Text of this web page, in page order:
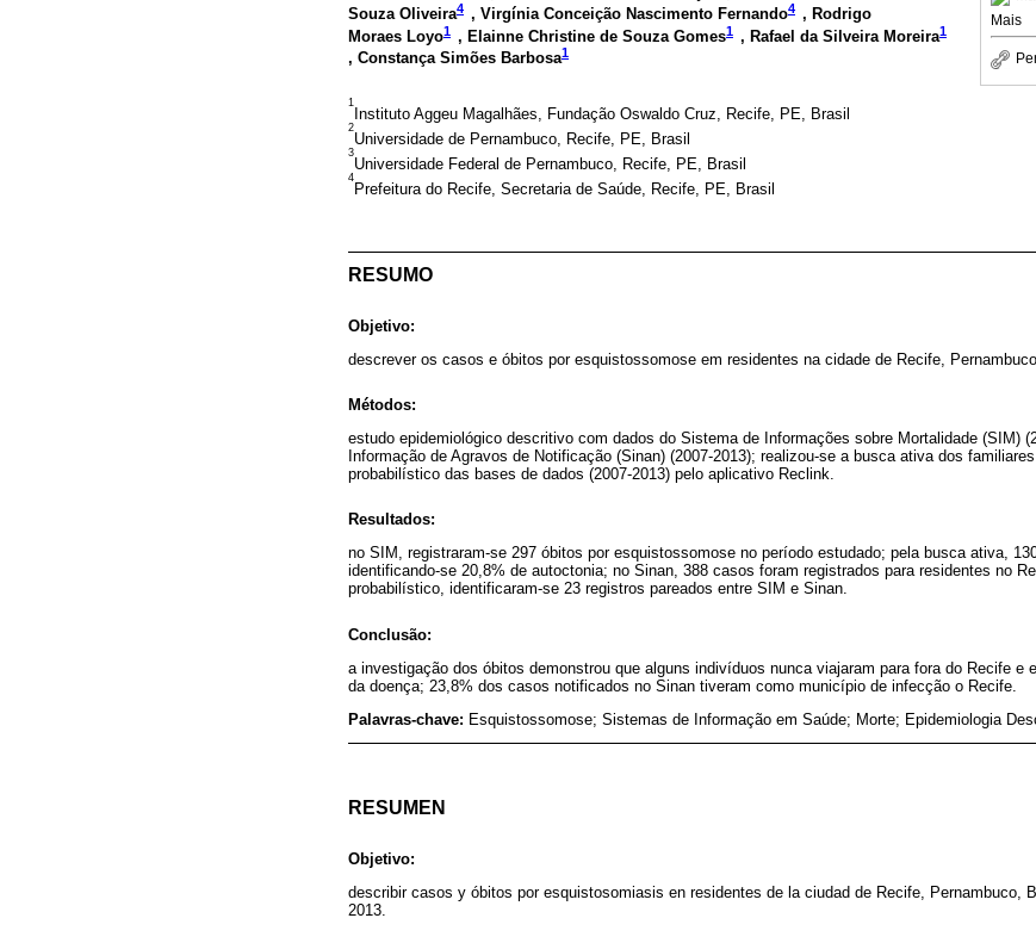
Mais
Souza Oliveira4 , Virgínia Conceição Nascimento Fernando4 , Rodrigo
Moraes Loyo1 , Elainne Christine de Souza Gomes1 , Rafael da Silveira Moreira1
, Constança Simões Barbosa1
1
Instituto Aggeu Magalhães, Fundação Oswaldo Cruz, Recife, PE, Brasil
2
Universidade de Pernambuco, Recife, PE, Brasil
3
Universidade Federal de Pernambuco, Recife, PE, Brasil
4
Prefeitura do Recife, Secretaria de Saúde, Recife, PE, Brasil
RESUMO
Objetivo:
descrever os casos e óbitos por esquistossomose em residentes na cidade de Recife,
Métodos:
estudo epidemiológico descritivo com dados do Sistema de Informações sobre Mortalidade (SIM)
Informação de Agravos de Notificação (Sinan) (2007-2013); realizou-se a busca ativa dos
probabilístico das bases de dados (2007-2013) pelo aplicativo Reclink.
Resultados:
no SIM, registraram-se 297 óbitos por esquistossomose no período estudado; pela busca ativa,
identificando-se 20,8% de autoctonia; no Sinan, 388 casos foram registrados para residentes no
probabilístico, identificaram-se 23 registros pareados entre SIM e Sinan.
Conclusão:
a investigação dos óbitos demonstrou que alguns indivíduos nunca viajaram para fora do Recife e
da doença; 23,8% dos casos notificados no Sinan tiveram como município de infecção o Recife.
Palavras-chave: Esquistossomose; Sistemas de Informação em Saúde; Morte; Epidemiologia
RESUMEN
Objetivo:
describir casos y óbitos por esquistosomiasis en residentes de la ciudad de Recife, Pernambuco,
2013.